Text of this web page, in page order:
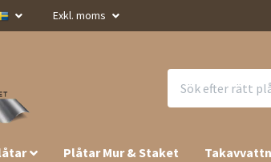
Exkl. moms
Plåtar Mur & Staket